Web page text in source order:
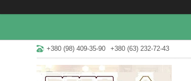
+380 (98) 409-35-90 +380 (63) 232-72-43